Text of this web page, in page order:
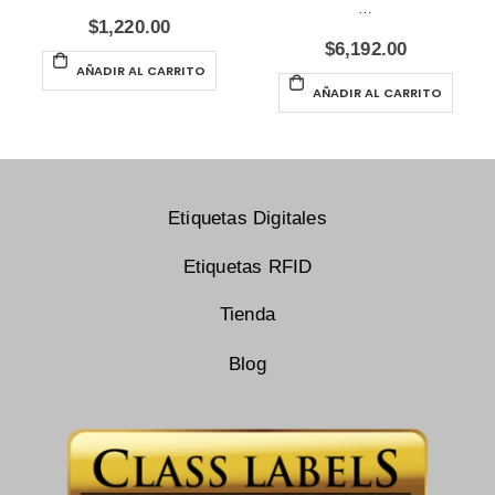
$1,220.00
AÑADIR AL CARRITO
$6,192.00
AÑADIR AL CARRITO
Etiquetas Digitales
Etiquetas RFID
Tienda
Blog